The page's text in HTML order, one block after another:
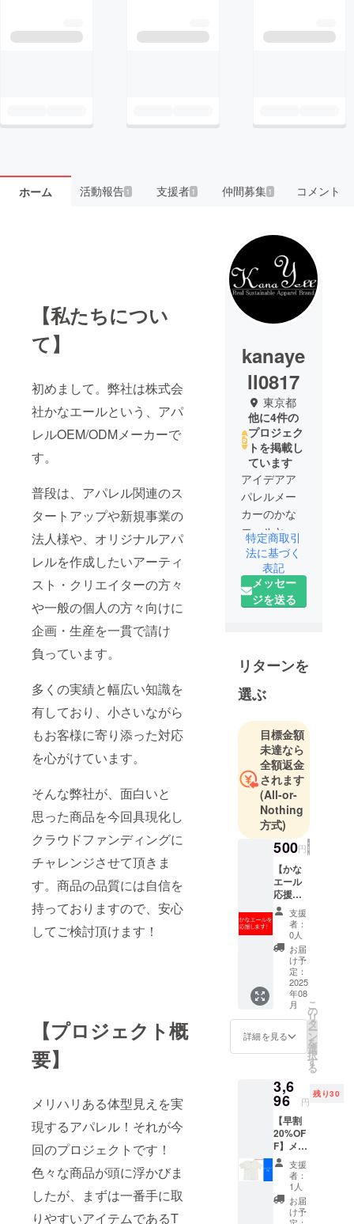
ホーム 活動報告1 支援者 1 仲間募集 1 コメント
【私たちについ
て】
初めまして。弊社は株式会
社かなエールという、アパ
レルOEM/ODMメーカーで
す。
普段は、アパレル関連のス
タートアップや新規事業の
法人様や、オリジナルアパ
レルを作成したいアーティ
スト・クリエイターの方々
や一般の個人の方々向けに
企画・生産を一貫で請け
負っています。
多くの実績と幅広い知識を
有しており、小さいながら
もお客様に寄り添った対応
を心がけています。
そんな弊社が、面白いと
思った商品を今回具現化し
クラウドファンディングに
チャレンジさせて頂きま
す。商品の品質には自信を
持っておりますので、安心
してご検討頂けます！
【プロジェクト概
要】
メリハリある体型見えを実
現するアパレル！それが今
回のプロジェクトです！
色々な商品が頭に浮かびま
したが、まずは一番手に取
りやすいアイテムであるT
kanaye
ll0817
東京都
他に4件の
プロジェク
トを掲載し
ています
アイデアア
パレルメー
カーのかな
エールと申
します。新
しい素材や
面白いアイ
デアを形に
お伝え出来
る事を目指
していま
す！
特定商取引
法に基づく
表記
メッセー
ジを送る
リターンを
選ぶ
目標金額
未達なら
全額返金
されます
(All-or-
Nothing
方式)
500円
【かな
エール
応援
コー
ス】 商
品は購
入しな
いけ
ど、弊
社を応
援・支
援頂け
るとい
う皆様
はこち
らへお
しま
す！ ※
お礼の
メール
を送ら
せて頂
きま
す。
支援
者：
0人
お届
け予
定：
2025
年08
月
詳細を見る
こ
の
リ
タ
ー
ン
を
選
択
す
る
3,6
96 円
残り30
【早割
20%OF
F】メリ
ハリ-T 1
枚 通常
価格
4,620円
から
支援
者：
1人
お届
け予